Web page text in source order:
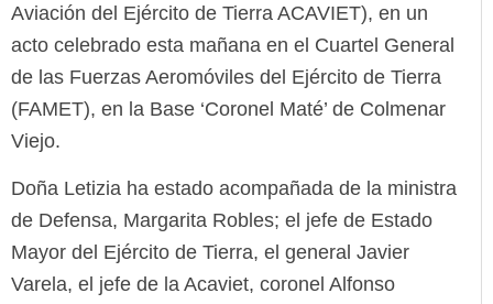
Aviación del Ejército de Tierra ACAVIET), en un
acto celebrado esta mañana en el Cuartel General
de las Fuerzas Aeromóviles del Ejército de Tierra
(FAMET), en la Base ‘Coronel Maté’ de Colmenar
Viejo.
Doña Letizia ha estado acompañada de la ministra
de Defensa, Margarita Robles; el jefe de Estado
Mayor del Ejército de Tierra, el general Javier
Varela, el jefe de la Acaviet, coronel Alfonso